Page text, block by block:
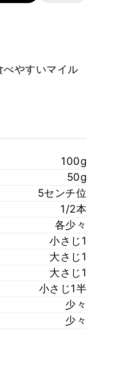
やすいマイル
100g
50g
5センチ位
1/2本
各少々
小さじ1
大さじ1
大さじ1
小さじ1半
少々
少々